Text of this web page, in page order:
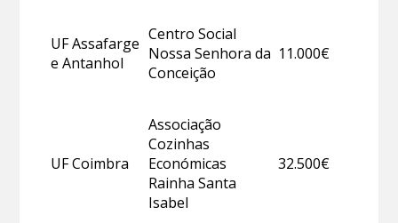
UF Assafarge
e Antanhol
Centro Social
Nossa Senhora da
Conceição
11.000€
UF Coimbra
Associação
Cozinhas
Económicas
Rainha Santa
Isabel
32.500€